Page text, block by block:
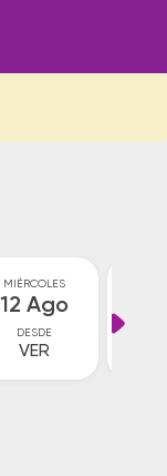
MIÉRCOLES
12 Ago
DESDE
VER